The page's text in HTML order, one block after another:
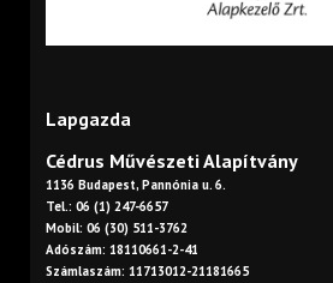
Lapgazda
Cédrus Művészeti Alapítvány
1136 Budapest, Pannónia u. 6.
Tel.: 06 (1) 247-6657
Mobil: 06 (30) 511-3762
Adószám: 18110661-2-41
Számlaszám: 11713012-21181665